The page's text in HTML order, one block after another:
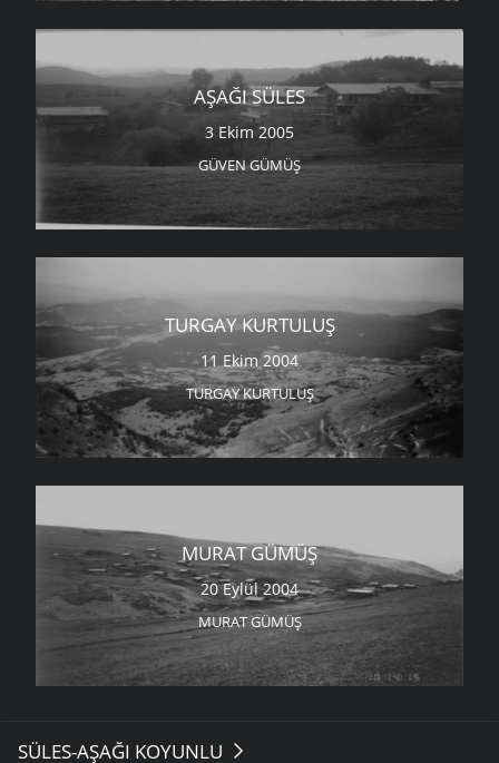
AŞAĞI SÜLES
3 Ekim 2005
GÜVEN GÜMÜŞ
TURGAY KURTULUŞ
11 Ekim 2004
TURGAY KURTULUŞ
MURAT GÜMÜŞ
20 Eylül 2004
MURAT GÜMÜŞ
SÜLES-AŞAĞI KOYUNLU